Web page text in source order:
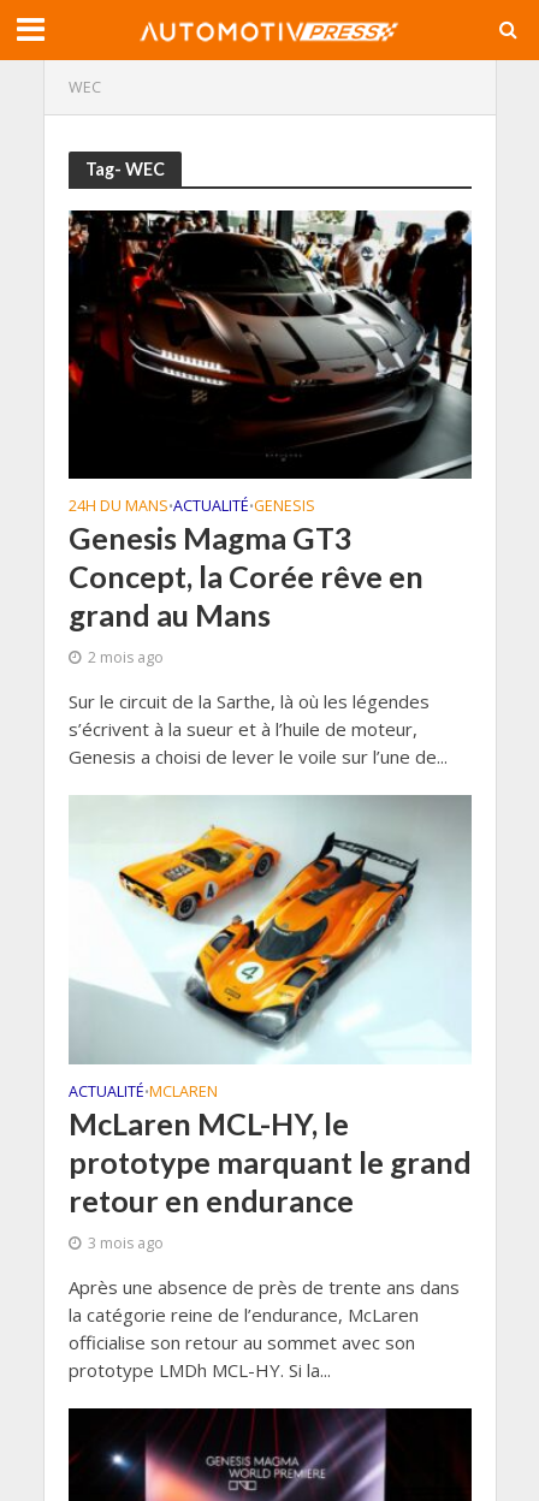
WEC
Tag- WEC
24H DU MANS•ACTUALITÉ•GENESIS
Genesis Magma GT3
Concept, la Corée rêve en
grand au Mans
2 mois ago
Sur le circuit de la Sarthe, là où les légendes
s’écrivent à la sueur et à l’huile de moteur,
Genesis a choisi de lever le voile sur l’une de...
ACTUALITÉ•MCLAREN
McLaren MCL-HY, le
prototype marquant le grand
retour en endurance
3 mois ago
Après une absence de près de trente ans dans
la catégorie reine de l’endurance, McLaren
officialise son retour au sommet avec son
prototype LMDh MCL-HY. Si la...